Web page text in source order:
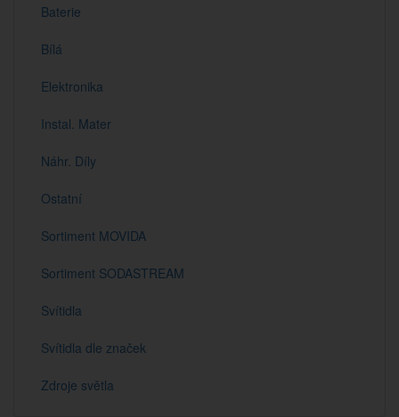
Baterie
Bílá
Elektronika
Instal. Mater
Náhr. Díly
Ostatní
Sortiment MOVIDA
Sortiment SODASTREAM
Svítidla
Svítidla dle značek
Zdroje světla